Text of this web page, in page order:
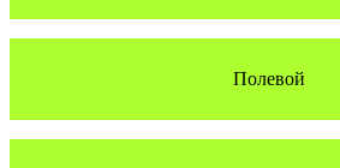
Полевой